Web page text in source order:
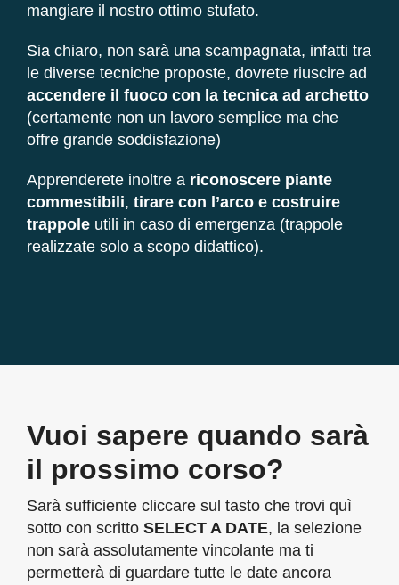
mangiare il nostro ottimo stufato.
Sia chiaro, non sarà una scampagnata, infatti tra
le diverse tecniche proposte, dovrete riuscire ad
accendere il fuoco con la tecnica ad archetto
(certamente non un lavoro semplice ma che
offre grande soddisfazione)
Apprenderete inoltre a riconoscere piante
commestibili, tirare con l’arco e costruire
trappoleutili in caso di emergenza (trappole
realizzate solo a scopo didattico).
Vuoi sapere quando sarà
il prossimo corso?
Sarà sufficiente cliccare sul tasto che trovi quì
sotto con scritto SELECT A DATE, la selezione
non sarà assolutamente vincolante ma ti
permetterà di guardare tutte le date ancora